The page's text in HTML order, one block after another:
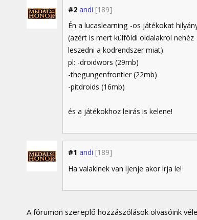
#2 andi [189]
Én a lucaslearning -os játékokat
(azért is mert külföldi oldalakrol nehéz
leszedni a kodrendszer miat)
pl: -droidwors (29mb)
-thegungenfrontier (22mb)
-pitdroids (16mb)
és a játékokhoz leirás is kelene!
#1 andi [189]
Ha valakinek van ijenje akor irja le!
A fórumon szereplő hozzászólások olvasóink